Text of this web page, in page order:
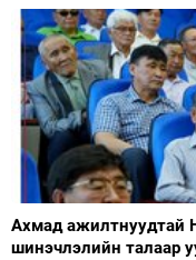
Ахмад ажилтнуудтай
шинэчлэлийн талаар